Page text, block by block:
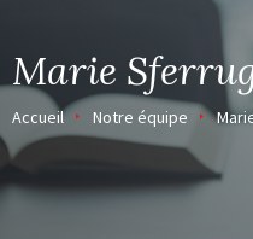
Marie
Accueil Notre équipe